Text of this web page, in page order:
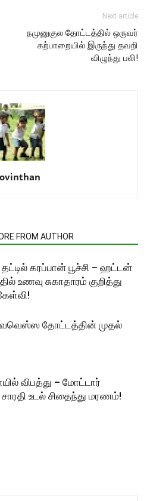
Next article
நமுனுகுல தோட்டத்தில் ஒருவர்
கற்பாறையில் இருந்து தவறி
விழுந்து பலி!
FROM AUTHOR
கரப்பான் பூச்சி – ஹட்டன்
உணவு சுகாதாரம் குறித்து
தோட்டத்தின் முதல்
விபத்து – மோட்டார்
உடல் சிதைந்து மரணம்!